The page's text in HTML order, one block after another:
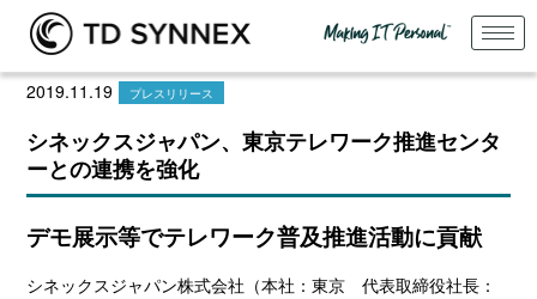
2019.11.19 プレスリリース
シネックスジャパン、東京テレワーク推進センタ
ーとの連携を強化
デモ展示等でテレワーク普及推進活動に貢献
シネックスジャパン株式会社（本社：東京 代表取締役社長：